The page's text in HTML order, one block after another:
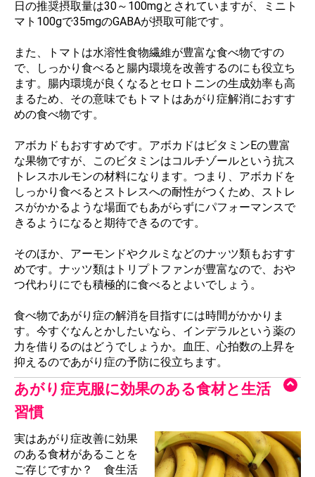
日の推奨摂取量は30～100mgとされていますが、ミニト
マト100gで35mgのGABAが摂取可能です。
また、トマトは水溶性食物繊維が豊富な食べ物ですの
で、しっかり食べると腸内環境を改善するのにも役立ち
ます。腸内環境が良くなるとセロトニンの生成効率も高
まるため、その意味でもトマトはあがり症解消におすす
めの食べ物です。
アボカドもおすすめです。アボカドはビタミンEの豊富
な果物ですが、このビタミンはコルチゾールという抗ス
トレスホルモンの材料になります。つまり、アボカドを
しっかり食べるとストレスへの耐性がつくため、ストレ
スがかかるような場面でもあがらずにパフォーマンスで
きるようになると期待できるのです。
そのほか、アーモンドやクルミなどのナッツ類もおすす
めです。ナッツ類はトリプトファンが豊富なので、おや
つ代わりにでも積極的に食べるとよいでしょう。
食べ物であがり症の解消を目指すには時間がかかりま
す。今すぐなんとかしたいなら、インデラルという薬の
力を借りるのはどうでしょうか。血圧、心拍数の上昇を
抑えるのであがり症の予防に役立ちます。
あがり症克服に効果のある食材と生活
習慣
実はあがり症改善に効果
のある食材があることを
ご存じですか？ 食生活